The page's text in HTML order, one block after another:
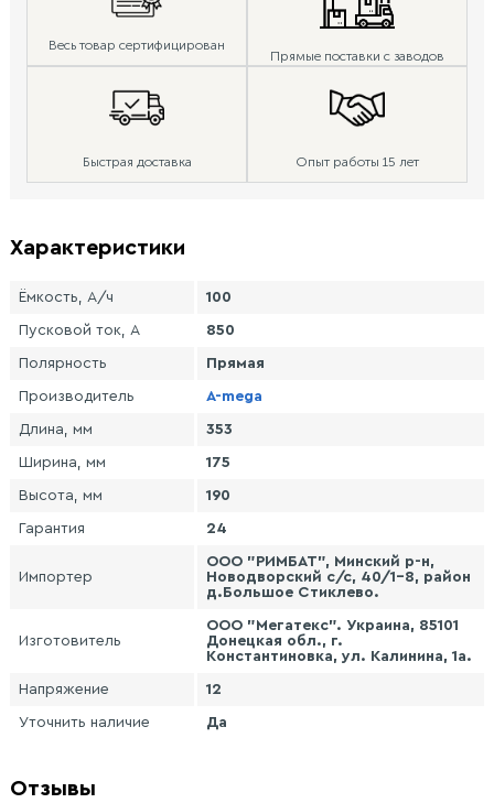
Весь товар сертифицирован
Прямые поставки с заводов
Быстрая доставка Опыт работы 15 лет
Характеристики
Ёмкость, А/ч 100
Пусковой ток, А 850
Полярность Прямая
Производитель A-mega
Длина, мм 353
Ширина, мм 175
Высота, мм 190
Гарантия 24
Импортер
ООО "РИМБАТ", Минский р-н,
Новодворский с/с, 40/1-8, район
д.Большое Стиклево.
Изготовитель
ООО "Мегатекс". Украина, 85101
Донецкая обл., г.
Константиновка, ул. Калинина, 1а.
Напряжение 12
Уточнить наличие Да
Отзывы